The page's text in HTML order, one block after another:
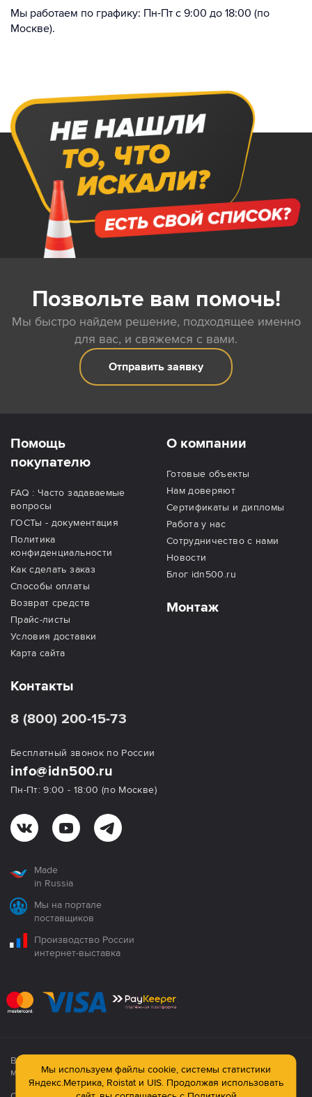
Мы работаем по графику: Пн-Пт с 9:00 до 18:00 (по
Москве).
Позвольте вам помочь!
Мы быстро найдем решение, подходящее именно
для вас, и свяжемся с вами.
Отправить заявку
Помощь
покупателю
FAQ : Часто задаваемые
вопросы
ГОСТы - документация
Политика
конфиденциальности
Как сделать заказ
Способы оплаты
Возврат средств
Прайс-листы
Условия доставки
Карта сайта
О компании
Готовые объекты
Нам доверяют
Сертификаты и дипломы
Работа у нас
Сотрудничество с нами
Новости
Блог idn500.ru
Монтаж
Контакты
8 (800) 200-15-73
Бесплатный звонок по России
info@idn500.ru
Пн-Пт: 9:00 - 18:00 (по Москве)
Made
in Russia
Мы на портале
поставщиков
Производство России
интернет-выставка
Все продукция сертифицирована. Использование
материалов сайта строго запрещено!
Мы используем файлы cookie, системы статистики
Яндекс.Метрика, Roistat и UIS. Продолжая использовать